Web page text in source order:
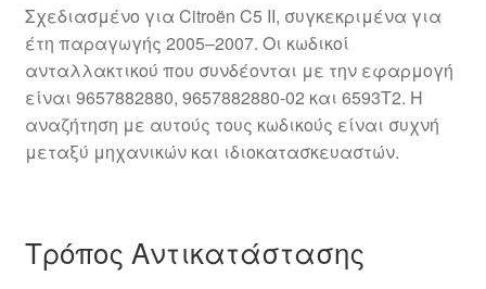
Σχεδιασμένο για Citroën C5 II, συγκεκριμένα για
έτη παραγωγής 2005–2007. Οι κωδικοί
ανταλλακτικού που συνδέονται με την εφαρμογή
είναι 9657882880, 9657882880-02 και 6593T2. Η
αναζήτηση με αυτούς τους κωδικούς είναι συχνή
μεταξύ μηχανικών και ιδιοκατασκευαστών.
Τρόπος Αντικατάστασης